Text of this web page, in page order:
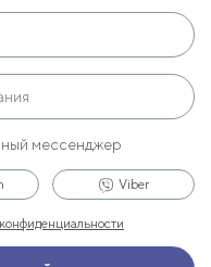
мессенджер
Viber